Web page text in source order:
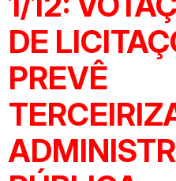
DE
PREVÊ